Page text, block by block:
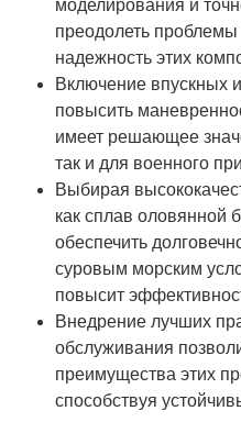
моделирования и
преодолеть
надежность этих
Включение впускных
повысить
имеет решающее
так и для военного
Выбирая
как сплав оловянной
обеспечить
суровым морским
повысит
Внедрение лучших
обслуживания
преимущества этих
способствуя